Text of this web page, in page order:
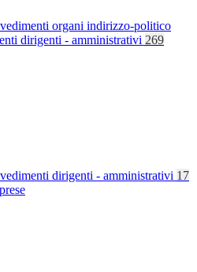
organi indirizzo-politico
dirigenti - amministrativi 269
dirigenti - amministrativi 17